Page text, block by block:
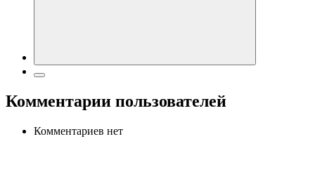
Комментарии пользователей
Комментариев нет